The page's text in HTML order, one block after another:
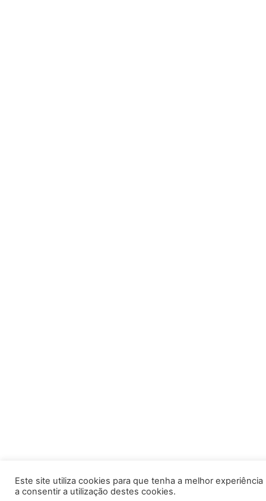
Este site utiliza cookies para que tenha a melhor
a consentir a utilização destes cookies.